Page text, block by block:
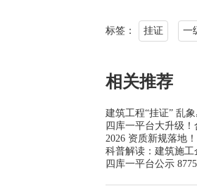
标签： 挂证 一
相关推荐
建筑工程“挂证” 乱
四库一平台大升级
2026 资质新规落地
科普解读：建筑施工
四库一平台公示